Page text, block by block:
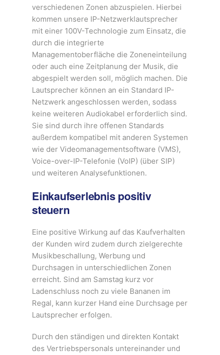
verschiedenen Zonen abzuspielen. Hierbei
kommen unsere IP-Netzwerklautsprecher
mit einer 100V-Technologie zum Einsatz, die
durch die integrierte
Managementoberfläche die Zoneneinteilung
oder auch eine Zeitplanung der Musik, die
abgespielt werden soll, möglich machen. Die
Lautsprecher können an ein Standard IP-
Netzwerk angeschlossen werden, sodass
keine weiteren Audiokabel erforderlich sind.
Sie sind durch ihre offenen Standards
außerdem kompatibel mit anderen Systemen
wie der Videomanagementsoftware (VMS),
Voice-over-IP-Telefonie (VoIP) (über SIP)
und weiteren Analysefunktionen.
Einkaufserlebnis positiv
steuern
Eine positive Wirkung auf das Kaufverhalten
der Kunden wird zudem durch zielgerechte
Musikbeschallung, Werbung und
Durchsagen in unterschiedlichen Zonen
erreicht. Sind am Samstag kurz vor
Ladenschluss noch zu viele Bananen im
Regal, kann kurzer Hand eine Durchsage per
Lautsprecher erfolgen.
Durch den ständigen und direkten Kontakt
des Vertriebspersonals untereinander und